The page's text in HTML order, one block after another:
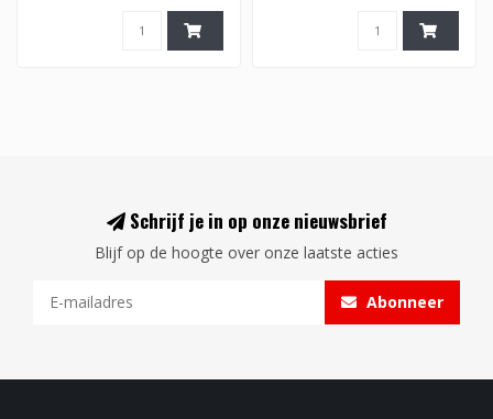
Schrijf je in op onze nieuwsbrief
Blijf op de hoogte over onze laatste acties
Abonneer